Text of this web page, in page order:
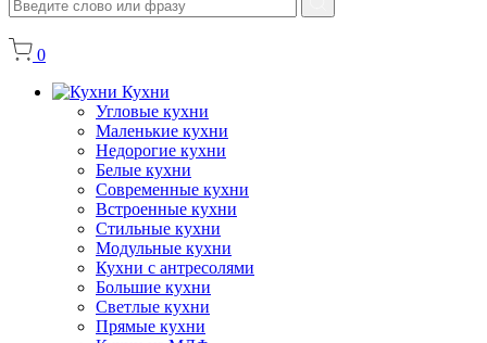
0
Кухни
Угловые кухни
Маленькие кухни
Недорогие кухни
Белые кухни
Современные кухни
Встроенные кухни
Стильные кухни
Модульные кухни
Кухни с антресолями
Большие кухни
Светлые кухни
Прямые кухни